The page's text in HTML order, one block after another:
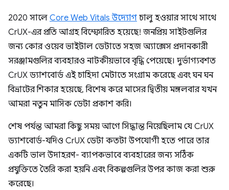
2020 সালে Core Web Vitals উদ্যোগ চালু হওয়ার সাথে সাথে
CrUX-এর প্রতি আগ্রহ বিস্ফোরিত হয়েছে! জনপ্রিয় সাইটগুলির
জন্য কোর ওয়েব ভাইটাল ডেটাতে সহজ অ্যাক্সেস প্রদানকারী
সরঞ্জামগুলির ব্যবহারও নাটকীয়ভাবে বৃদ্ধি পেয়েছে। দুর্ভাগ্যবশত
CrUX ড্যাশবোর্ড এই চাহিদা মেটাতে সংগ্রাম করেছে এবং ঘন ঘন
বিভ্রাটের শিকার হয়েছে, বিশেষ করে মাসের দ্বিতীয় মঙ্গলবার যখন
আমরা নতুন মাসিক ডেটা প্রকাশ করি।
শেষ পর্যন্ত আমরা কিছু সময় আগে সিদ্ধান্ত নিয়েছিলাম যে CrUX
ড্যাশবোর্ড-যদিও CrUX ডেটা কতটা উপযোগী হতে পারে তার
একটি ভাল উদাহরণ- ব্যাপকভাবে ব্যবহারের জন্য সঠিক
প্রযুক্তিতে তৈরি করা হয়নি এবং বিকল্পগুলির উপর কাজ করা শুরু
করেছে।